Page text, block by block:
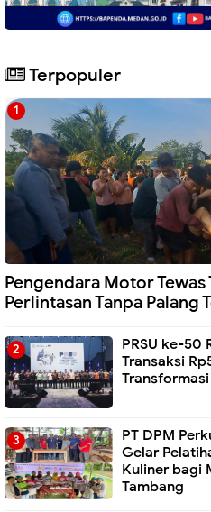
Terpopuler
Pengendara Motor
Perlintasan Tanpa Palang
PRSU ke-50
Transaksi
PT DPM
Gelar
Kuliner bagi
Tambang